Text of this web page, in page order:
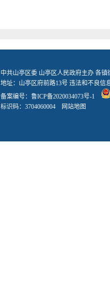
中共山亭区委 山亭区人民政府主办 各
地址：山亭区府前路13号 违法和不良信
备案编号： 鲁ICP备2020034073号-1
标识码：3704060004 网站地图